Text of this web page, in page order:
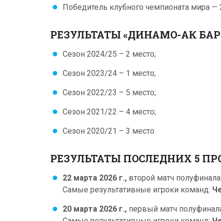
Победитель клубного чемпионата мира —
РЕЗУЛЬТАТЫ «ДИНАМО-АК
Сезон 2024/25 – 2 место;
Сезон 2023/24 – 1 место;
Сезон 2022/23 – 5 место;
Сезон 2021/22 – 4 место;
Сезон 2020/21 – 3 место.
РЕЗУЛЬТАТЫ ПОСЛЕДНИХ 5
22 марта 2026 г., второй матч
Самые результативные игроки команд:
20 марта 2026 г., первый матч